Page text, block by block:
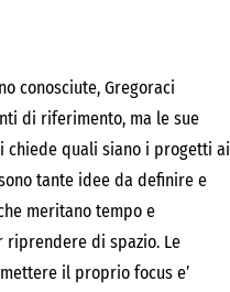
conosciute, Gregoraci
di riferimento, ma le sue
chiede quali siano i progetti ai
tante idee da definire e
meritano tempo e
riprendere di spazio. Le
il proprio focus e’